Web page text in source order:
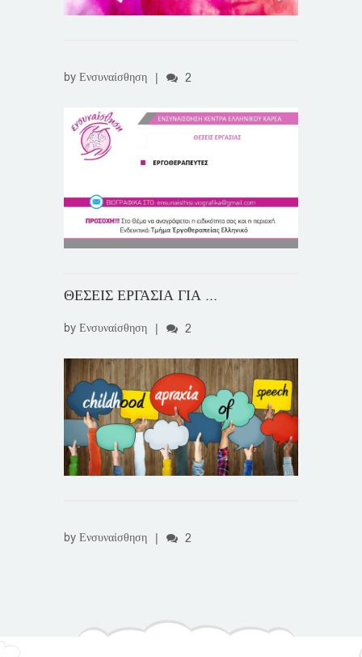
by Ενσυναίσθηση 2
ΘΕΣΕΙΣ ΕΡΓΑΣΙΑ ΓΙΑ ...
by Ενσυναίσθηση | 2
by Ενσυναίσθηση | 2